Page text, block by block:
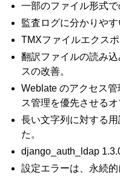
一部のファイル形式で
監査ログに分かりや
TMXファイルエクス
翻訳ファイルの読み
スの改善。
Weblate のアクセス
ス管理を優先させるオ
長い文字列に対する
た。
django_auth_ldap
設定エラーは、永続